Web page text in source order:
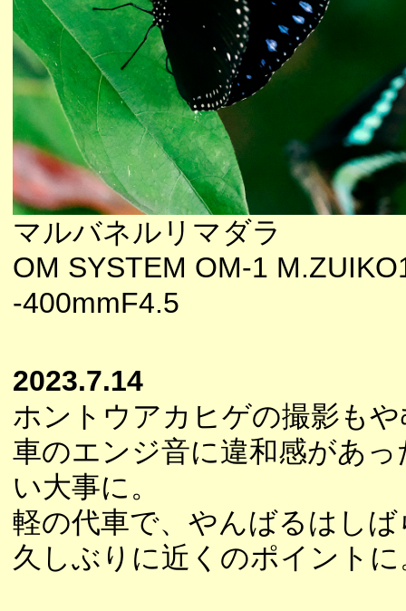
マルバネルリマダラ
OM SYSTEM OM-1
-400mmF4.5
2023.7.14
ホントウアカヒゲの撮影も
車のエンジ音に違和感があ
い大事に。
軽の代車で、やんばるはし
久しぶりに近くのポイントに